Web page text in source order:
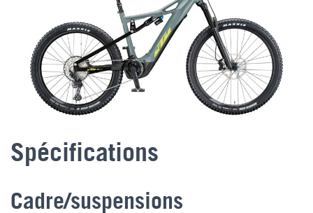
Spécifications
Cadre/suspensions